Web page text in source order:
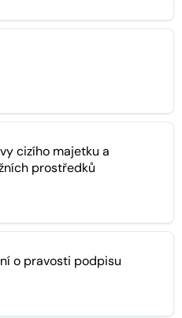
cizího majetku a
prostředků
o pravosti podpisu